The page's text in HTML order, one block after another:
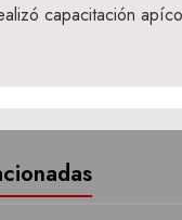
capacitación